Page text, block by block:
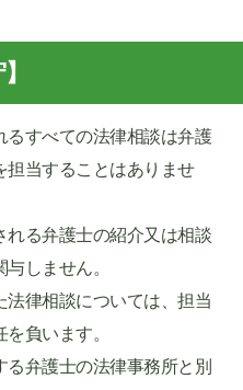
るすべての法律相談は弁護
担当することはありませ
れる弁護士の紹介又は相談
しません。
法律相談については、担当
負います。
弁護士の法律事務所と別